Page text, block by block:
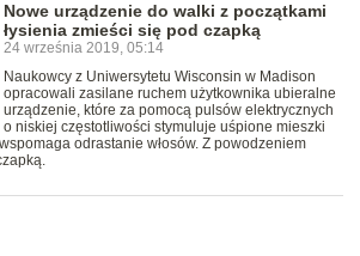
Nowe urządzenie do walki z początkami
łysienia zmieści się pod czapką
24 września 2019, 05:14
Naukowcy z Uniwersytetu Wisconsin w Madison
opracowali zasilane ruchem użytkownika ubieralne
urządzenie, które za pomocą pulsów elektrycznych
o niskiej częstotliwości stymuluje uśpione mieszki
odrastanie włosów. Z powodzeniem